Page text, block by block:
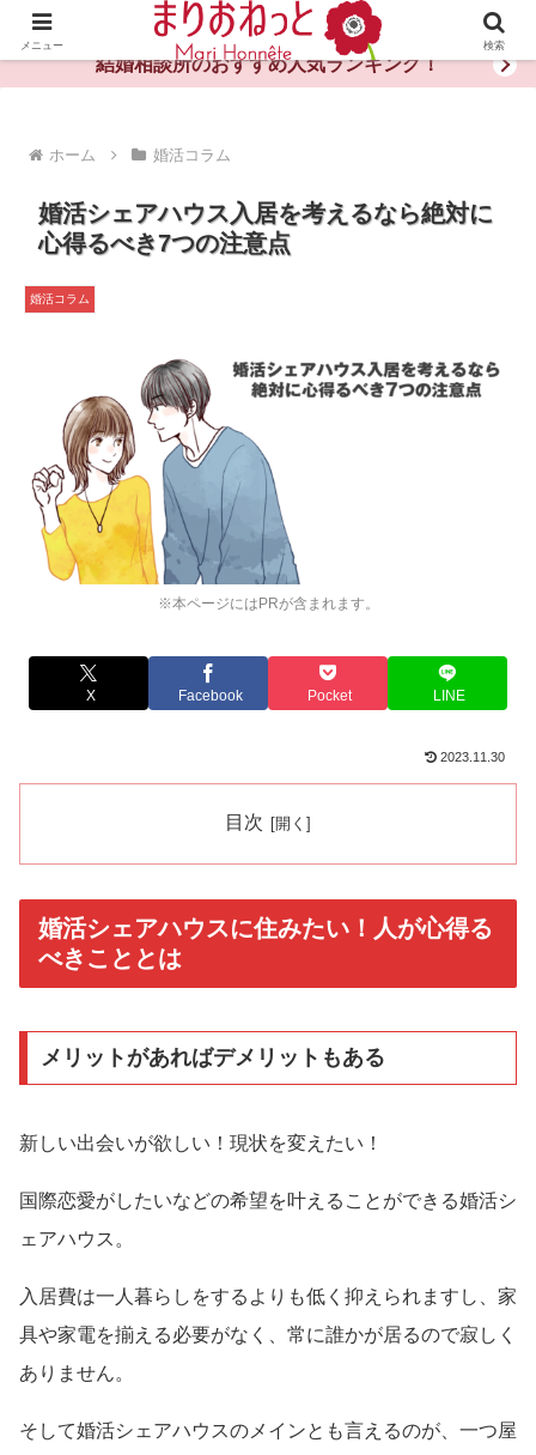
婚活や出会いの体験談・評判・秘訣がわかる情報サイト
結婚相談所のおすすめ人気ランキング！
ホーム 婚活コラム
婚活シェアハウス入居を考えるなら絶対に
心得るべき7つの注意点
※本ページにはPRが含まれます。
婚活コラム
X Facebook Pocket LINE
2023.11.30
目次
婚活シェアハウスに住みたい！人が心得る
べきこととは
メリットがあればデメリットもある
新しい出会いが欲しい！現状を変えたい！
国際恋愛がしたいなどの希望を叶えることができる婚活シ
ェアハウス。
入居費は一人暮らしをするよりも低く抑えられますし、家
具や家電を揃える必要がなく、常に誰かが居るので寂しく
ありません。
そして婚活シェアハウスのメインとも言えるのが、一つ屋
メニュー 検索